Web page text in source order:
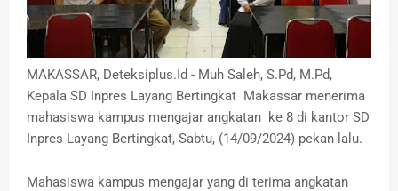
MAKASSAR, Deteksiplus.Id - Muh Saleh, S.Pd, M.Pd,
Kepala SD Inpres Layang Bertingkat Makassar menerima
mahasiswa kampus mengajar angkatan ke 8 di kantor SD
Inpres Layang Bertingkat, Sabtu, (14/09/2024) pekan lalu.
Mahasiswa kampus mengajar yang di terima angkatan